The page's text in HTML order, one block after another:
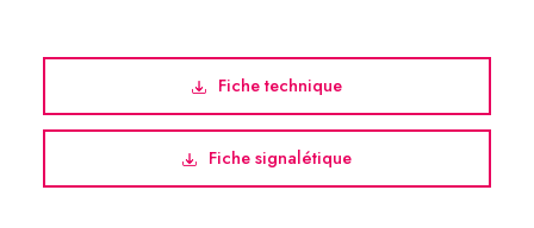
Fiche technique
Fiche signalétique